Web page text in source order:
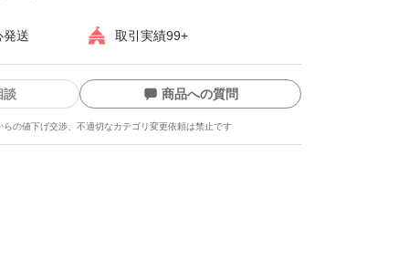
発送 取引実績99+
談 商品への質問
らの値下げ交渉、不適切なカテゴリ変更依頼は禁止です